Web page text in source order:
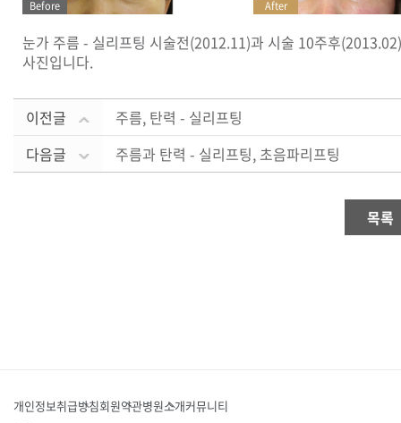
Before After
눈가 주름 - 실리프팅 시술전(2012.11)과 시술 10주후(2013.02)
사진입니다.
이전글
주름, 탄력 - 실리프팅
다음글
주름과 탄력 - 실리프팅, 초음파리프팅
목록
개인정보취급방침회원약관병원소개커뮤니티